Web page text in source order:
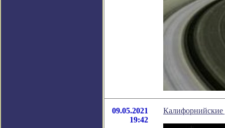
09.05.2021
19:42
Калифорнийские